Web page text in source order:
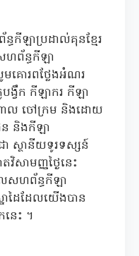
កីឡាប្រដាល់គុនខ្មែរ
ហព័ន្ធកីឡា
មគោរពថ្លែងអំណរ
ង្វឹក កីឡាករ កីឡា
ណ្តាល ចៅក្រម និងដោយ
ន និងកីឡា
ា ស្ថានីយទូរទស្សន៍
វិសាមញ្ញថ្ងៃនេះ
សហព័ន្ធកីឡា
ាដៃដែលយើងបាន
នេះ ។